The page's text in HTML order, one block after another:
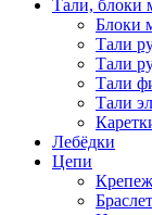
Тали, блоки
Блоки
Тали
Тали
Тали
Тали
Лебёдки
Цепи